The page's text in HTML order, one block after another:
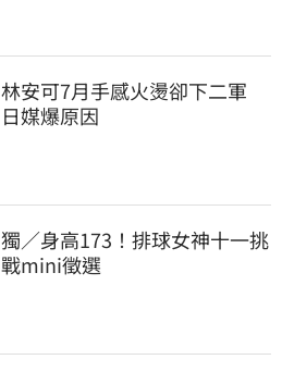
林安可7月手感火燙卻下二軍
日媒爆原因
獨／身高173！排球女神十一挑
戰mini徵選